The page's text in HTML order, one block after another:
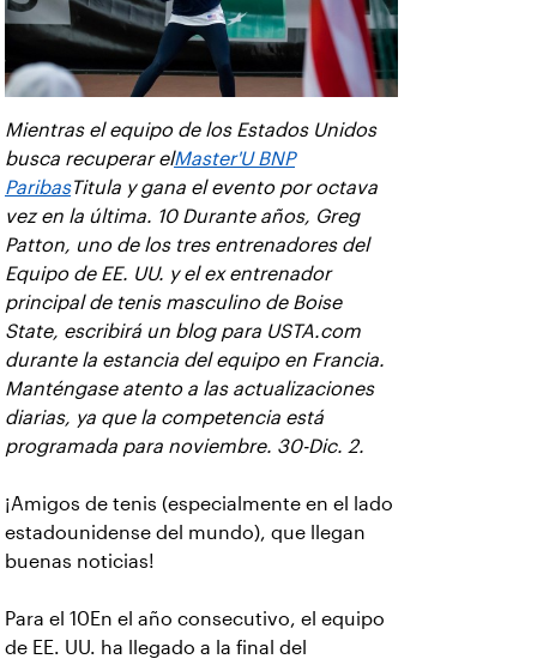
Mientras el equipo de los Estados Unidos
busca recuperar elMaster'U BNP
ParibasTitula y gana el evento por octava
vez en la última. 10 Durante años, Greg
Patton, uno de los tres entrenadores del
Equipo de EE. UU. y el ex entrenador
principal de tenis masculino de Boise
State, escribirá un blog para USTA.com
durante la estancia del equipo en Francia.
Manténgase atento a las actualizaciones
diarias, ya que la competencia está
programada para noviembre. 30-Dic. 2.
¡Amigos de tenis (especialmente en el lado
estadounidense del mundo), que llegan
buenas noticias!
Para el 10En el año consecutivo, el equipo
de EE. UU. ha llegado a la final del